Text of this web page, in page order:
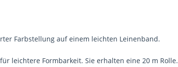
Farbstellung auf einem leichten Leinenband.
leichtere Formbarkeit. Sie erhalten eine 20 m Rolle.